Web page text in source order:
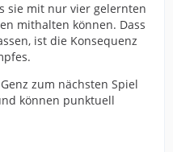
sie mit nur vier gelernten
mithalten können. Dass
ist die Konsequenz
zum nächsten Spiel
können punktuell